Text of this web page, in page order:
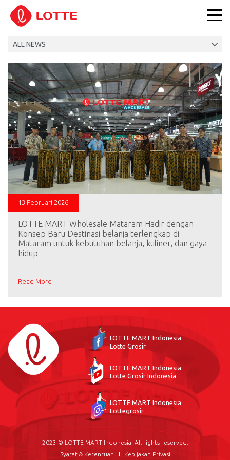
13 Februari 2026
LOTTE MART Wholesale Mataram Hadir dengan
Konsep Baru Destinasi belanja terlengkap di
Mataram untuk kebutuhan belanja, kuliner, dan gaya
hidup
Read More
LOTTE MART Indonesia
Lotte Grosir
LOTTE MART Indonesia
Lotte Grosir Indonesia
LOTTE MART Indonesia
Lottegrosir
2023 © LOTTE MART Indonesia. All rights reserved.
Syarat & Ketentuan
Kebijakan Privasi